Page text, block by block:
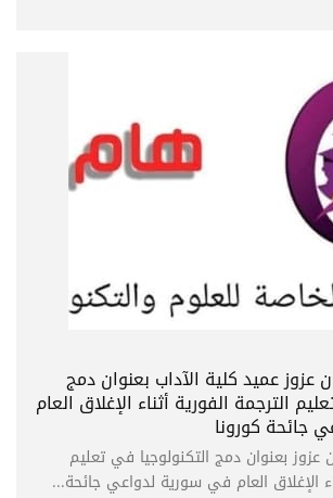
عزوز عميد كلية الآداب بعنوان دمج
الترجمة الفورية أثناء الإغلاق العام
جائحة كورونا
عزوز بعنوان دمج التكنولوجيا في تعليم
الإغلاق العام في سورية لدواعي جائحة...